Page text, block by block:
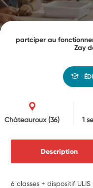
partciper au
Zay
Châteauroux(36) 1
Description
6 classes + dispositif